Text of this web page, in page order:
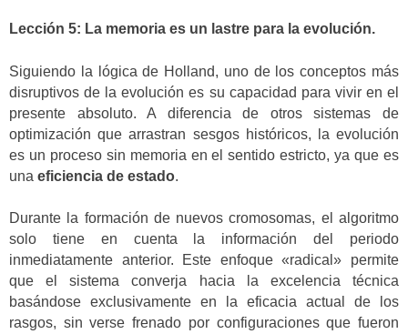
Lección 5: La memoria es un lastre para la evolución.
Siguiendo la lógica de Holland, uno de los conceptos más
disruptivos de la evolución es su capacidad para vivir en el
presente absoluto. A diferencia de otros sistemas de
optimización que arrastran sesgos históricos, la evolución
es un proceso sin memoria en el sentido estricto, ya que es
una eficiencia de estado.
Durante la formación de nuevos cromosomas, el algoritmo
solo tiene en cuenta la información del periodo
inmediatamente anterior. Este enfoque «radical» permite
que el sistema converja hacia la excelencia técnica
basándose exclusivamente en la eficacia actual de los
rasgos, sin verse frenado por configuraciones que fueron